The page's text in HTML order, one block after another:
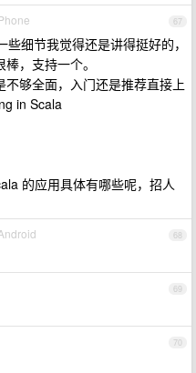
67
细节我觉得还是讲得挺好的，
，支持一个。
够全面，入门还是推荐直接上
in Scala
的应用具体有哪些呢，招人
68
69
70